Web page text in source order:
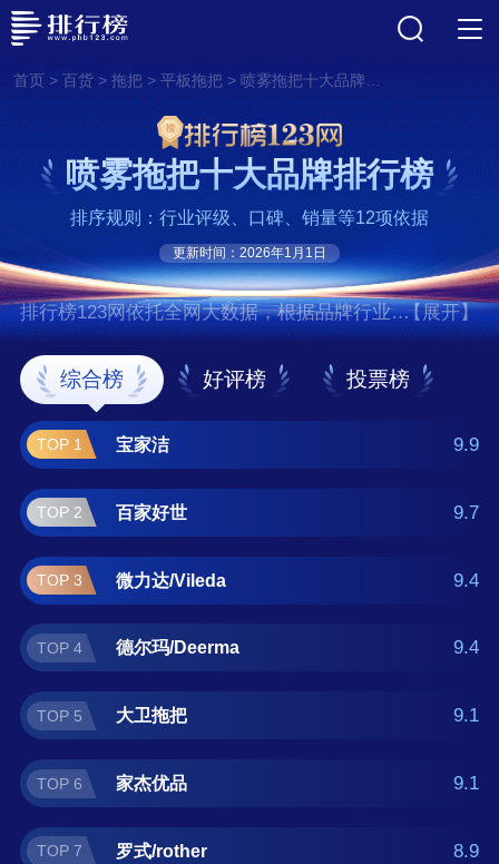
首页> 百货> 拖把> 平板拖把> 喷雾拖把十大品牌排行榜
喷雾拖把十大品牌排行榜
排序规则：行业评级、口碑、销量等12项依据
更新时间：2026年1月1日
排行榜123网依托全网大数据，根据品牌行业评
级、口碑、销量等12项指标依据，评选出了喷
雾拖把十大品牌排行榜，前十名分别是宝家
洁、百家好世、微力达/Vileda、德尔
玛/Deerma、大卫拖把、家杰优品、罗
式/rother、五月花、侑家良品、太太乐家居 。
如果您正在查找喷雾拖把什么牌子好？那么本
喷雾拖把十大品牌榜单可供您作为选购参考，
我们致力于用最真实的数据提供喷雾拖把品牌
推荐，让您选得放心。(榜单每月更新一次)
【展开】
综合榜 好评榜 投票榜
TOP 1 宝家洁 9.9
TOP 2 百家好世 9.7
TOP 3 微力达/Vileda 9.4
TOP 4 德尔玛/Deerma 9.4
TOP 5 大卫拖把 9.1
TOP 6 家杰优品 9.1
TOP 7 罗式/rother 8.9